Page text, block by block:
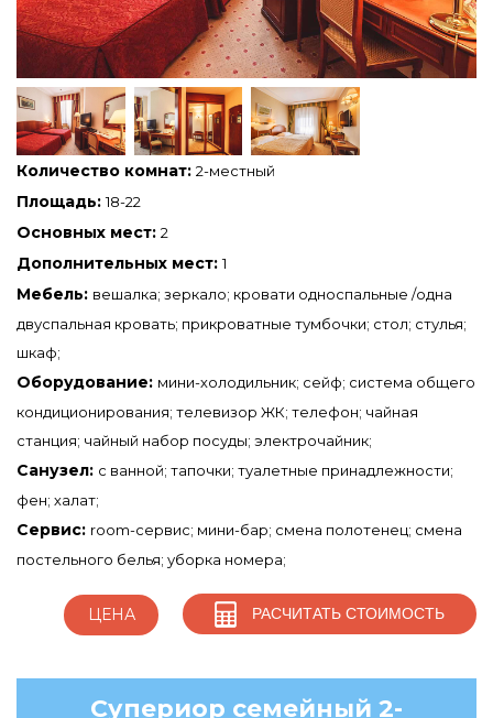
Количество комнат: 2-местный
Площадь:18-22
Основных мест: 2
Дополнительных мест:1
Мебель: вешалка; зеркало; кровати односпальные /одна
двуспальная кровать; прикроватные тумбочки; стол; стулья;
шкаф;
Оборудование: мини-холодильник; сейф; система общего
кондиционирования; телевизор ЖК; телефон; чайная
станция; чайный набор посуды; электрочайник;
Санузел: с ванной; тапочки; туалетные принадлежности;
фен; халат;
Сервис: room-сервис; мини-бар; смена полотенец; смена
постельного белья; уборка номера;
ЦЕНА РАСЧИТАТЬ СТОИМОСТЬ
Супериор семейный 2-